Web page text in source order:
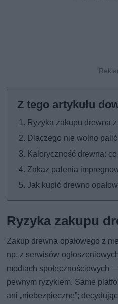
Ryzyka zakupu drewna z
Dlaczego nie wolno
Kaloryczność drewna:
Zakaz palenia
Jak kupić drewno
Ryzyka zakupu
Zakup drewna opałowego z
np. z serwisów
mediach społecznościowych
pewnym ryzykiem. Same
ani „niebezpieczne”;